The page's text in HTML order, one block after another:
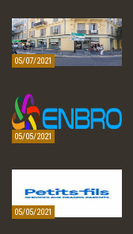
05/07/2021
05/05/2021
05/05/2021